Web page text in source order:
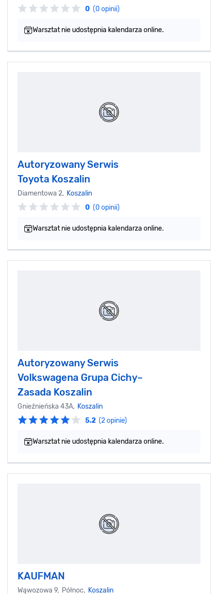
0 (0 opinii)
Warsztat nie udostępnia kalendarza online.
Autoryzowany Serwis
Toyota Koszalin
Diamentowa 2, Koszalin
0 (0 opinii)
Warsztat nie udostępnia kalendarza online.
Autoryzowany Serwis
Volkswagena Grupa Cichy–
Zasada Koszalin
Gnieźnieńska 43A, Koszalin
5.2 (2 opinie)
Warsztat nie udostępnia kalendarza online.
KAUFMAN
Wąwozowa 9, Północ, Koszalin